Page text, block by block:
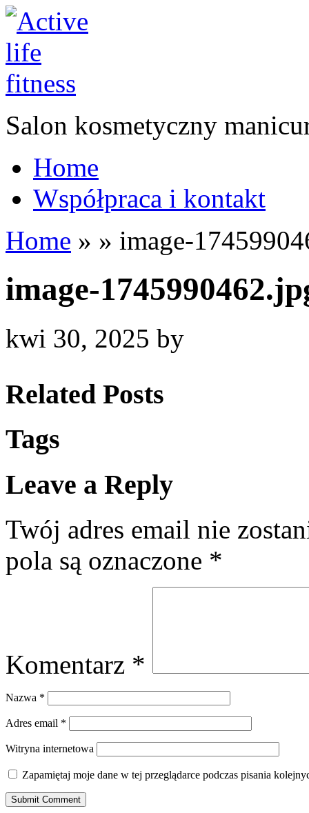
Salon kosmetyczny
Home
Współpraca i kontakt
Home » » image-
image-
kwi 30, 2025 by
Related Posts
Tags
Leave a Reply
Twój adres email nie
pola są oznaczone *
Komentarz *
Nazwa *
Adres email *
Witryna internetowa
Zapamiętaj moje dane w tej przeglądarce podczas pisania